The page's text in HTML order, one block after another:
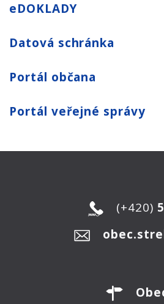
eDOKLADY
Datová schránka
Portál občana
Portál veřejné správy
(+420)